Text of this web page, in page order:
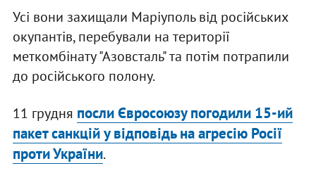
Усі вони захищали Маріуполь від російських
окупантів, перебували на території
меткомбінату "Азовсталь" та потім потрапили
до російського полону.
11 грудня посли Євросоюзу погодили 15-ий
пакет санкцій у відповідь на агресію Росії
проти України.